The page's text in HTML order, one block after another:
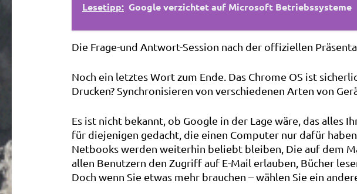
Lesetipp: Google verzichtet auf Microsoft Betriebssysteme
Die Frage-und Antwort-Session nach der offiziellen
Noch ein letztes Wort zum Ende. Das Chrome OS ist
Drucken? Synchronisieren von verschiedenen Arten von
Es ist nicht bekannt, ob Google in der Lage wäre, das alles
für diejenigen gedacht, die einen Computer nur dafür
Netbooks werden weiterhin beliebt bleiben, Die auf dem
allen Benutzern den Zugriff auf E-Mail erlauben, Bücher
Doch wenn Sie etwas mehr brauchen – wählen Sie ein